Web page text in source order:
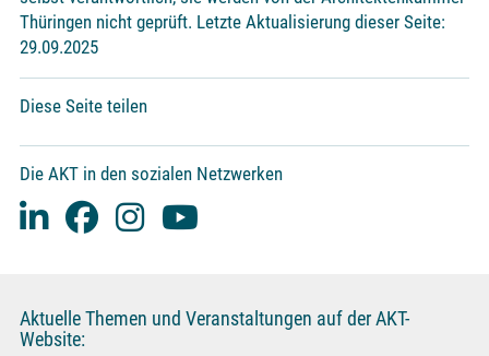
Thüringen nicht geprüft. Letzte Aktualisierung dieser Seite:
29.09.2025
Diese Seite teilen
Die AKT in den sozialen Netzwerken
Aktuelle Themen und Veranstaltungen auf der AKT-
Website: